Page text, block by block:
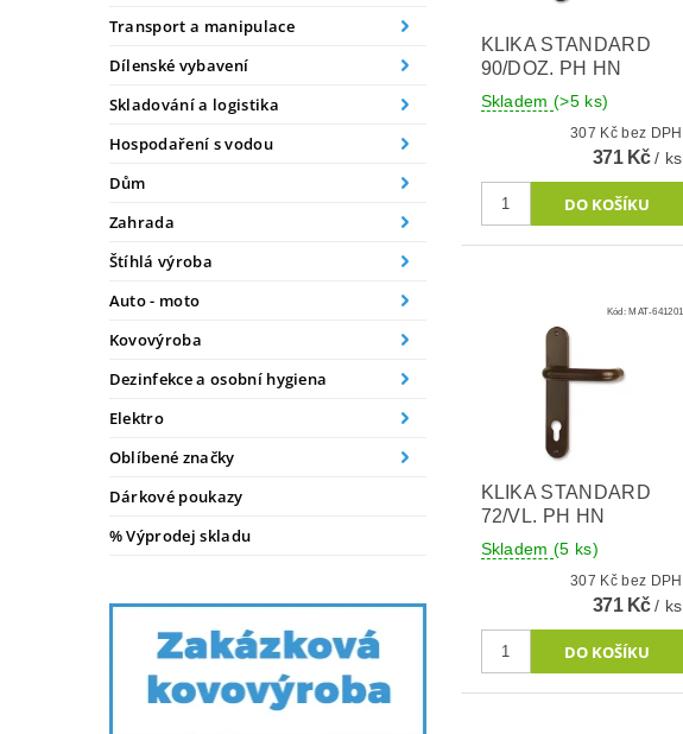
Transport a manipulace
Dílenské vybavení
Skladování a logistika
Hospodaření s vodou
Dům
Zahrada
Štíhlá výroba
Auto - moto
Kovovýroba
Dezinfekce a osobní hygiena
Elektro
Oblíbené značky
Dárkové poukazy
% Výprodej skladu
KLIKA STANDARD
90/DOZ. PH HN
Skladem(>5 ks)
307 Kč bez DPH
371 Kč/ ks
Kód:MAT-641201
KLIKA STANDARD
72/VL. PH HN
Skladem(5 ks)
307 Kč bez DPH
371 Kč/ ks